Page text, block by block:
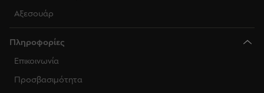
Αξεσουάρ
Πληροφορίες
Επικοινωνία
Προσβασιμότητα